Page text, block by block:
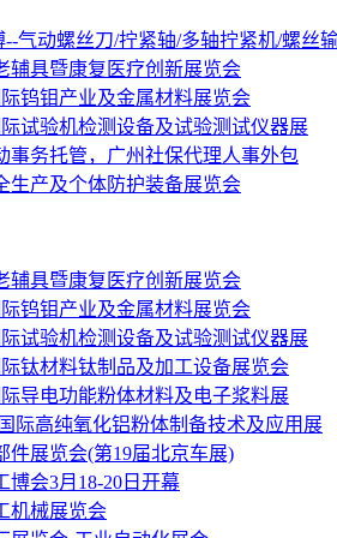
--气动螺丝刀/拧紧轴/多轴拧紧机/螺丝
辅具暨康复医疗创新展览会
钨钼产业及金属材料展览会
试验机检测设备及试验测试仪器展
事务托管，广州社保代理人事外包
生产及个体防护装备展览会
辅具暨康复医疗创新展览会
钨钼产业及金属材料展览会
试验机检测设备及试验测试仪器展
钛材料钛制品及加工设备展览会
导电功能粉体材料及电子浆料展
际高纯氧化铝粉体制备技术及应用展
件展览会(第19届北京车展)
博会3月18-20日开幕
机械展览会